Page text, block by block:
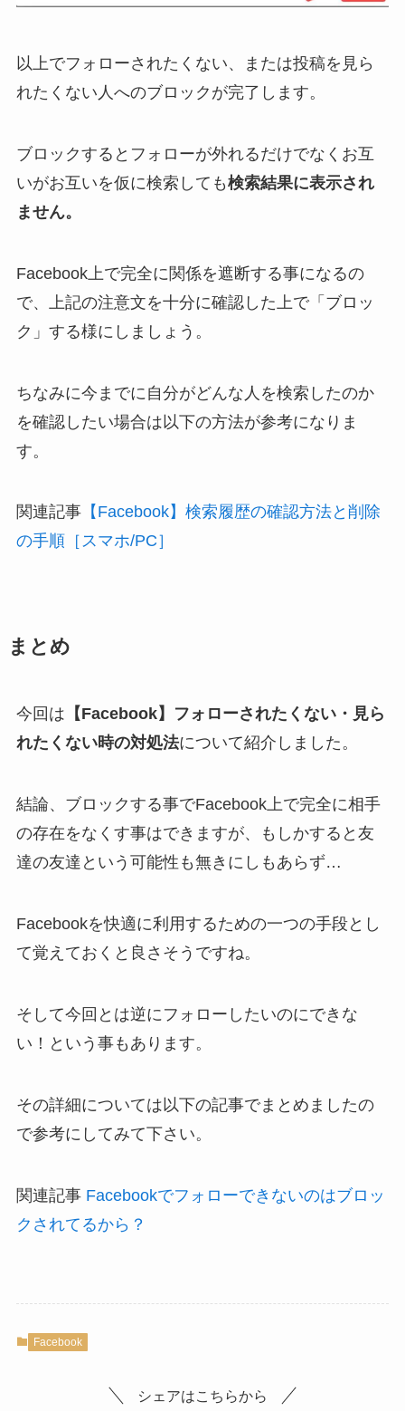
以上でフォローされたくない、または投稿を見ら
れたくない人へのブロックが完了します。
ブロックするとフォローが外れるだけでなくお互
いがお互いを仮に検索しても検索結果に表示され
ません。
Facebook上で完全に関係を遮断する事になるの
で、上記の注意文を十分に確認した上で「ブロッ
ク」する様にしましょう。
ちなみに今までに自分がどんな人を検索したのか
を確認したい場合は以下の方法が参考になりま
す。
関連記事【Facebook】検索履歴の確認方法と削除
の手順［スマホ/PC］
まとめ
今回は 【Facebook】フォローされたくない・見ら
れたくない時の対処法について紹介しました。
結論、ブロックする事でFacebook上で完全に相手
の存在をなくす事はできますが、もしかすると友
達の友達という可能性も無きにしもあらず…
Facebookを快適に利用するための一つの手段とし
て覚えておくと良さそうですね。
そして今回とは逆にフォローしたいのにできな
い！という事もあります。
その詳細については以下の記事でまとめましたの
で参考にしてみて下さい。
関連記事 Facebookでフォローできないのはブロッ
クされてるから？
Facebook
シェアはこちらから